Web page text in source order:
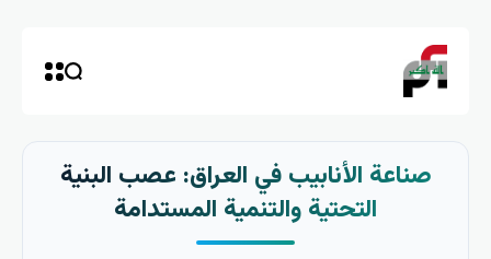
صناعة الأنابيب في العراق: عصب البنية
التحتية والتنمية المستدامة